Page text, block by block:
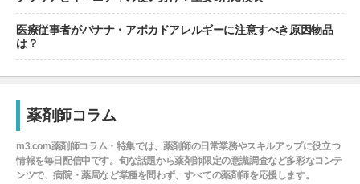
医療従事者がバナナ・アボカドアレルギーに注意すべき原因物品
は？
薬剤師コラム
m3.com薬剤師コラム・特集では、薬剤師の日常業務やスキルアップに役立つ
情報を毎日配信中です。旬な話題から薬剤師限定の意識調査など多彩なコンテ
ンツで、病院・薬局など業種を問わず、すべての薬剤師を応援します。